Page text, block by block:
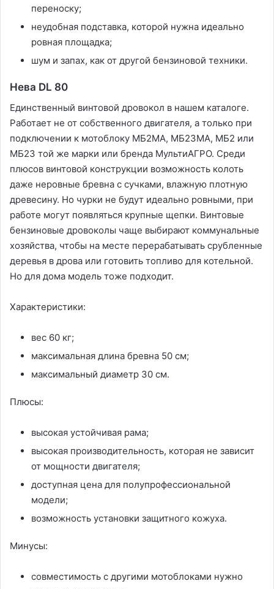
переноску;
неудобная подставка, которой нужна идеально
ровная площадка;
шум и запах, как от другой бензиновой техники.
Нева DL 80
Единственный винтовой дровокол в нашем каталоге.
Работает не от собственного двигателя, а только при
подключении к мотоблоку МБ2МА, МБ23МА, МБ2 или
МБ23 той же марки или бренда МультиАГРО. Среди
плюсов винтовой конструкции возможность колоть
даже неровные бревна с сучками, влажную плотную
древесину. Но чурки не будут идеально ровными, при
работе могут появляться крупные щепки. Винтовые
бензиновые дровоколы чаще выбирают коммунальные
хозяйства, чтобы на месте перерабатывать срубленные
деревья в дрова или готовить топливо для котельной.
Но для дома модель тоже подходит.
Характеристики:
вес 60 кг;
максимальная длина бревна 50 см;
максимальный диаметр 30 см.
Плюсы:
высокая устойчивая рама;
высокая производительность, которая не зависит
от мощности двигателя;
доступная цена для полупрофессиональной
модели;
возможность установки защитного кожуха.
Минусы:
совместимость с другими мотоблоками нужно